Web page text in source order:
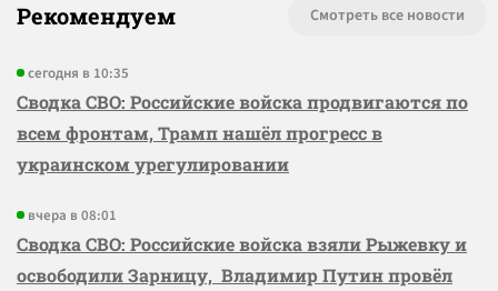
Рекомендуем Смотреть все новости
сегодня в 10:35
Сводка СВО: Российские войска продвигаются по
всем фронтам, Трамп нашёл прогресс в
украинском урегулировании
вчера в 08:01
Сводка СВО: Российские войска взяли Рыжевку и
освободили Зарницу, Владимир Путин провёл